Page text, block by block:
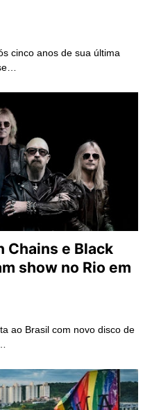
cinco anos de sua última
Chains e Black
show no Rio em
ao Brasil com novo disco de